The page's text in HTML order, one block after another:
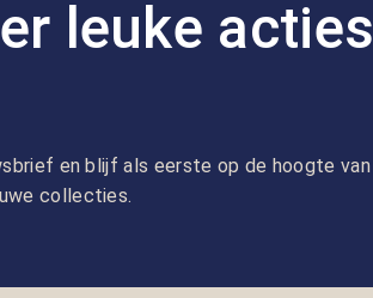
leuke acties
en blijf als eerste op de hoogte van
collecties.